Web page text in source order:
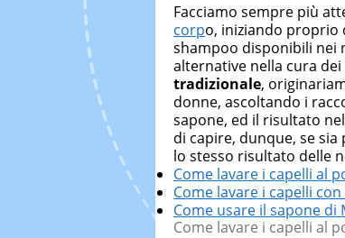
di strategie
Facciamo sempre più
corpo, iniziando proprio
shampoo disponibili nei
alternative nella cura dei
tradizionale,
donne, ascoltando i
sapone, ed il risultato
di capire, dunque, se
lo stesso risultato delle
Come lavare i capelli al
Come lavare i capelli
Come usare il sapone di
Come lavare i capelli al